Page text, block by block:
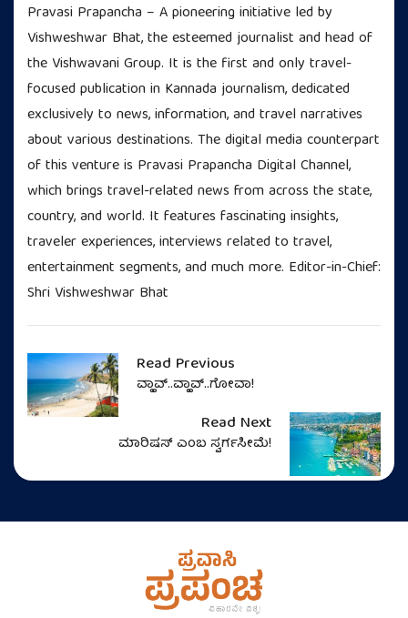
Pravasi Prapancha – A pioneering initiative led by
Vishweshwar Bhat, the esteemed journalist and head of
the Vishwavani Group. It is the first and only travel-
focused publication in Kannada journalism, dedicated
exclusively to news, information, and travel narratives
about various destinations. The digital media counterpart
of this venture is Pravasi Prapancha Digital Channel,
which brings travel-related news from across the state,
country, and world. It features fascinating insights,
traveler experiences, interviews related to travel,
entertainment segments, and much more. Editor-in-Chief:
Shri Vishweshwar Bhat
Read Previous
ವ್ಹಾವ್..ವ್ಹಾವ್..ಗೋವಾ!
Read Next
ಮಾರಿಷಸ್‌ ಎಂಬ ಸ್ವರ್ಗಸೀಮೆ!